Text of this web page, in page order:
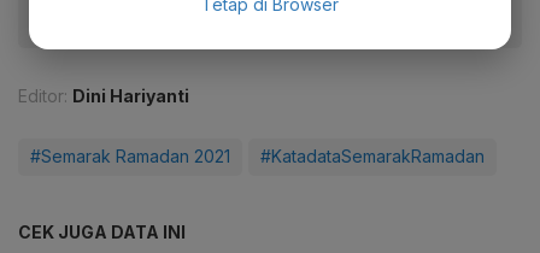
Editor: Dini Hariyanti
#Semarak Ramadan 2021 #KatadataSemarakRamadan
CEK JUGA DATA INI